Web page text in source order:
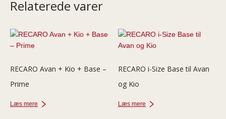
Relaterede varer
RECARO Avan + Kio + Base –
Prime
Læs mere
RECARO i-Size Base til Avan
og Kio
Læs mere